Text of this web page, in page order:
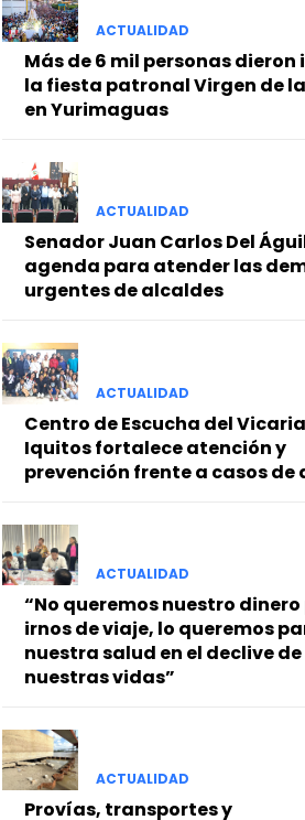
ACTUALIDAD
Más de 6 mil personas dieron
la fiesta patronal Virgen de
en Yurimaguas
ACTUALIDAD
Senador Juan Carlos Del
agenda para atender las
urgentes de alcaldes
ACTUALIDAD
Centro de Escucha del
Iquitos fortalece atención y
prevención frente a casos de
ACTUALIDAD
“No queremos nuestro
irnos de viaje, lo queremos
nuestra salud en el declive de
nuestras vidas”
ACTUALIDAD
Provías, transportes y